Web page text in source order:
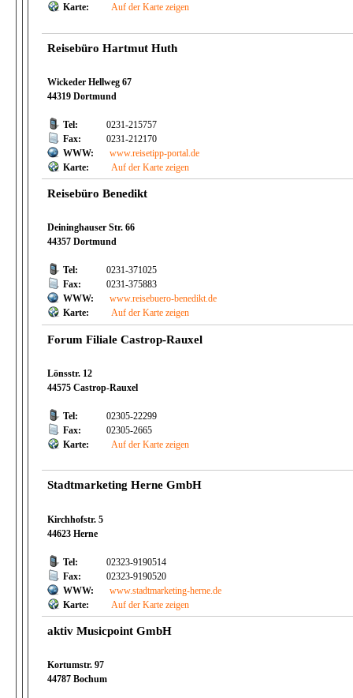
Karte:
Auf der Karte zeigen
Reisebüro Hartmut Huth
Wickeder Hellweg 67
44319 Dortmund
Tel:
0231-215757
Fax:
0231-212170
WWW:
www.reisetipp-portal.de
Karte:
Auf der Karte zeigen
Reisebüro Benedikt
Deininghauser Str. 66
44357 Dortmund
Tel:
0231-371025
Fax:
0231-375883
WWW:
www.reisebuero-benedikt.de
Karte:
Auf der Karte zeigen
Forum Filiale Castrop-Rauxel
Lönsstr. 12
44575 Castrop-Rauxel
Tel:
02305-22299
Fax:
02305-2665
Karte:
Auf der Karte zeigen
Stadtmarketing Herne GmbH
Kirchhofstr. 5
44623 Herne
Tel:
02323-9190514
Fax:
02323-9190520
WWW:
www.stadtmarketing-herne.de
Karte:
Auf der Karte zeigen
aktiv Musicpoint GmbH
Kortumstr. 97
44787 Bochum